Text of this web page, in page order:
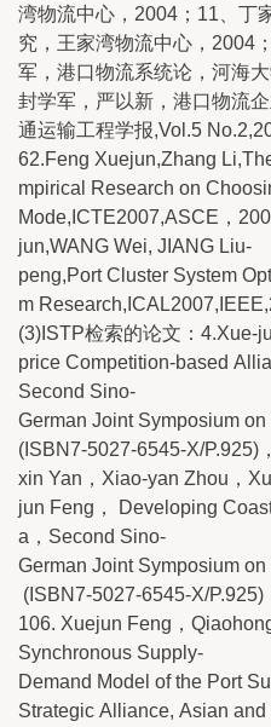
湾物流中心，2004；11、丁
究，王家湾物流中心，2004
军，港口物流系统论，河海
封学军，严以新，港口物流
通运输工程学报,Vol.5
62.Feng Xuejun,Zhang
mpirical Research on
Mode,ICTE2007,ASCE，
jun,WANG Wei, JIANG Liu-
peng,Port Cluster System
m
(3)ISTP检索的论文：4.Xue-
price Competition-based
Second Sino-
German Joint Symposium
(ISBN7-5027-6545-X/P.925)
xin Yan，Xiao-yan Zhou，
jun Feng， Developing
a，Second Sino-
German Joint Symposium
(ISBN7-5027-6545-X/
106. Xuejun Feng，
Synchronous Supply-
Demand Model of the Port
Strategic Alliance, Asian